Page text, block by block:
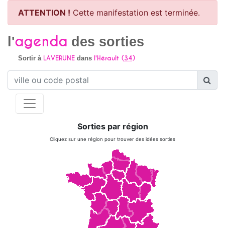
ATTENTION ! Cette manifestation est terminée.
l'agenda des sorties
Sortir à LAVERUNEdans l'Hérault (34)
Sorties par région
Cliquez sur une région pour trouver des idées sorties